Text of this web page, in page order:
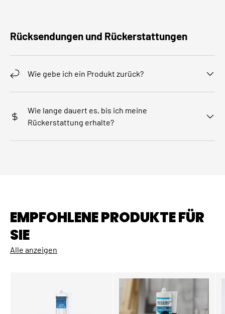
Rücksendungen und Rückerstattungen
Wie gebe ich ein Produkt zurück?
Wie lange dauert es, bis ich meine
Rückerstattung erhalte?
EMPFOHLENE PRODUKTE FÜR
SIE
Alle anzeigen